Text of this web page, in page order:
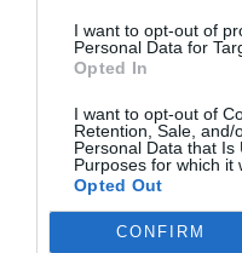
I want to opt-out of
Personal Data for
Opted In
I want to opt-out of
Retention, Sale, and/
Personal Data that Is
Purposes for which it
Opted Out
CONFIRM
Uppskattat
Publicerat:2007-
Författare: